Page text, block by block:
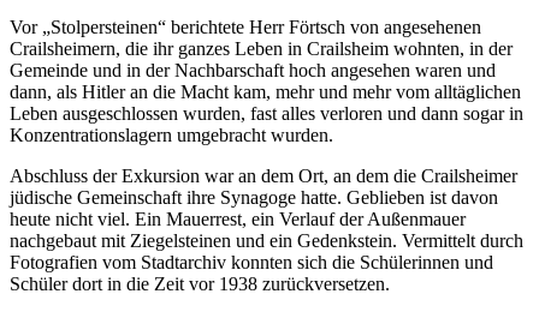
Vor „Stolpersteinen“ berichtete Herr Förtsch von angesehenen
Crailsheimern, die ihr ganzes Leben in Crailsheim wohnten, in der
Gemeinde und in der Nachbarschaft hoch angesehen waren und
dann, als Hitler an die Macht kam, mehr und mehr vom alltäglichen
Leben ausgeschlossen wurden, fast alles verloren und dann sogar in
Konzentrationslagern umgebracht wurden.
Abschluss der Exkursion war an dem Ort, an dem die Crailsheimer
jüdische Gemeinschaft ihre Synagoge hatte. Geblieben ist davon
heute nicht viel. Ein Mauerrest, ein Verlauf der Außenmauer
nachgebaut mit Ziegelsteinen und ein Gedenkstein. Vermittelt durch
Fotografien vom Stadtarchiv konnten sich die Schülerinnen und
Schüler dort in die Zeit vor 1938 zurückversetzen.